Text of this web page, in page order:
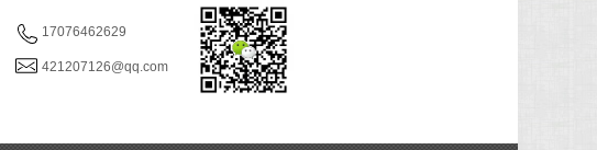
17076462629
421207126@qq.com